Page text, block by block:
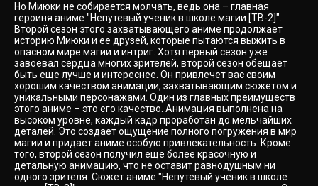
Но Миюки не собирается молчать, ведь она – главная
героиня аниме "Непутевый ученик в школе магии [ТВ-2]".
Второй сезон этого захватывающего аниме продолжает
историю Миюки и ее друзей, которые пытаются выжить в
опасном мире магии и интриг. Хотя первый сезон уже
завоевал сердца многих зрителей, второй сезон обещает
быть еще лучше и интереснее. Он привлечет вас своим
хорошим качеством анимации, захватывающим сюжетом и
уникальными персонажами. Один из главных преимуществ
этого аниме – это его качество. Анимация выполнена на
высоком уровне, каждый кадр проработан до мельчайших
деталей. Это создает ощущение полного погружения в мир
магии и придает аниме особую привлекательность. Кроме
того, второй сезон получил еще более красочную и
детальную анимацию, что не оставит равнодушным ни
одного зрителя. Сюжет аниме "Непутевый ученик в школе